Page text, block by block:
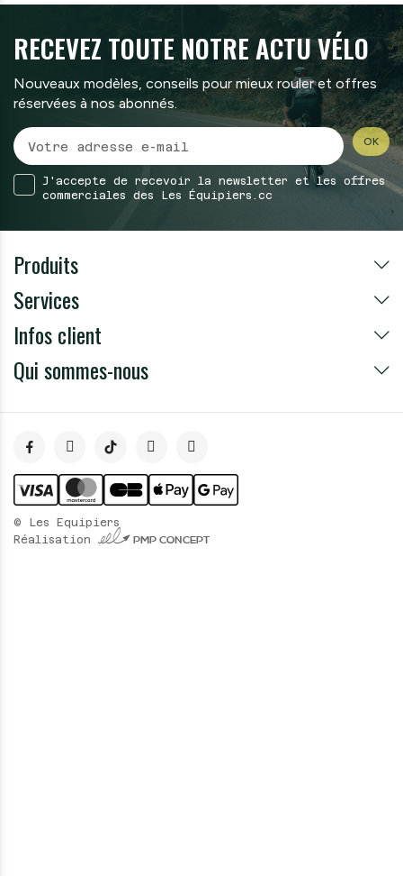
RECEVEZ TOUTE NOTRE ACTU VÉLO
Nouveaux modèles, conseils pour mieux rouler et offres
réservées à nos abonnés.
J'accepte de recevoir la newsletter et les offres
commerciales des Les Équipiers.cc
Produits
Services
Infos client
Qui sommes-nous
© Les Equipiers
Réalisation
4 PMP CONCEPT